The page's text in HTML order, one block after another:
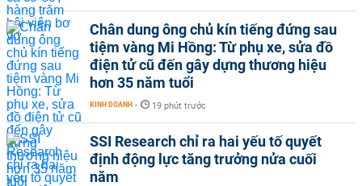
Chân dung ông chủ kín tiếng đứng sau
tiệm vàng Mi Hồng: Từ phụ xe, sửa đồ
điện tử cũ đến gây dựng thương hiệu
hơn 35 năm tuổi
KINH DOANH - 19 phút trước
SSI Research chỉ ra hai yếu tố quyết
định động lực tăng trưởng nửa cuối
năm